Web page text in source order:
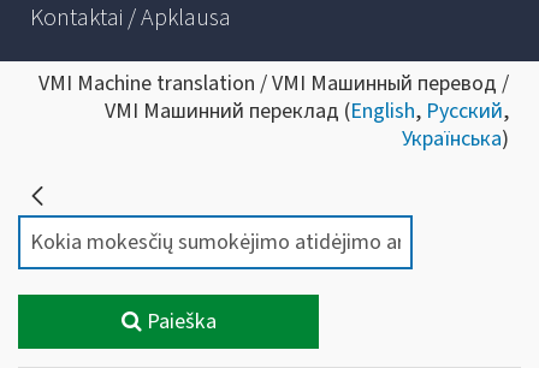
Kontaktai / Apklausa
VMI Machine translation / VMI Машинный перевод /
VMI Машинний переклад (English, Русский,
Українська)
Paieška